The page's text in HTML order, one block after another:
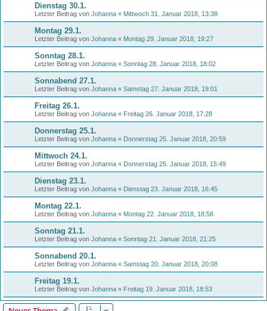
Dienstag 30.1.
Letzter Beitrag von Johanna « Mittwoch 31. Januar 2018, 13:38
Montag 29.1.
Letzter Beitrag von Johanna « Montag 29. Januar 2018, 19:27
Sonntag 28.1.
Letzter Beitrag von Johanna « Sonntag 28. Januar 2018, 18:02
Sonnabend 27.1.
Letzter Beitrag von Johanna « Samstag 27. Januar 2018, 19:01
Freitag 26.1.
Letzter Beitrag von Johanna « Freitag 26. Januar 2018, 17:28
Donnerstag 25.1.
Letzter Beitrag von Johanna « Donnerstag 25. Januar 2018, 20:59
Mittwoch 24.1.
Letzter Beitrag von Johanna « Donnerstag 25. Januar 2018, 15:49
Dienstag 23.1.
Letzter Beitrag von Johanna « Dienstag 23. Januar 2018, 16:45
Montag 22.1.
Letzter Beitrag von Johanna « Montag 22. Januar 2018, 18:56
Sonntag 21.1.
Letzter Beitrag von Johanna « Sonntag 21. Januar 2018, 21:25
Sonnabend 20.1.
Letzter Beitrag von Johanna « Samstag 20. Januar 2018, 20:08
Freitag 19.1.
Letzter Beitrag von Johanna « Freitag 19. Januar 2018, 18:53